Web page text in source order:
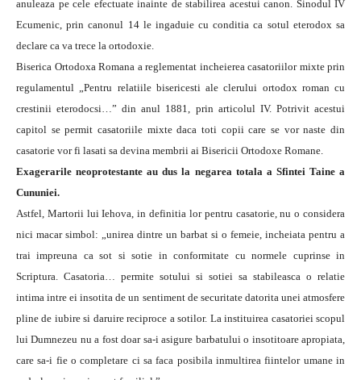
anuleaza pe cele efectuate inainte de stabilirea acestui canon. Sinodul IV
Ecumenic, prin canonul 14 le ingaduie cu conditia ca sotul eterodox sa
declare ca va trece la ortodoxie.
Biserica Ortodoxa Romana a reglementat incheierea casatoriilor mixte prin
regulamentul „Pentru relatiile bisericesti ale clerului ortodox roman cu
crestinii eterodocsi…” din anul 1881, prin articolul IV. Potrivit acestui
capitol se permit casatoriile mixte daca toti copii care se vor naste din
casatorie vor fi lasati sa devina membrii ai Bisericii Ortodoxe Romane.
Exagerarile neoprotestante au dus la negarea totala a Sfintei Taine a
Cununiei.
Astfel, Martorii lui Iehova, in definitia lor pentru casatorie, nu o considera
nici macar simbol: „unirea dintre un barbat si o femeie, incheiata pentru a
trai impreuna ca sot si sotie in conformitate cu normele cuprinse in
Scriptura. Casatoria… permite sotului si sotiei sa stabileasca o relatie
intima intre ei insotita de un sentiment de securitate datorita unei atmosfere
pline de iubire si daruire reciproce a sotilor. La instituirea casatoriei scopul
lui Dumnezeu nu a fost doar sa-i asigure barbatului o insotitoare apropiata,
care sa-i fie o completare ci sa faca posibila inmultirea fiintelor umane in